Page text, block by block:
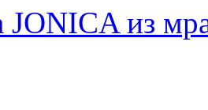
JONICA из